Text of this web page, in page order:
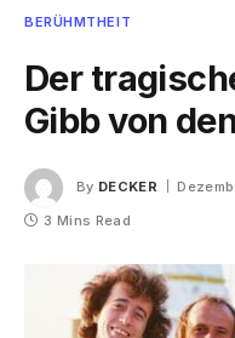
BERÜHMTHEIT
Der
Gibb von
By DECKER
3 Mins Read